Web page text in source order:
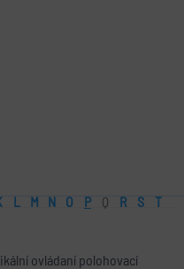
L M N O P Q R S
T
ovládaní polohovací